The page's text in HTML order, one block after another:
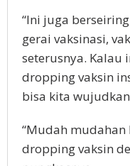
“Ini juga
gerai vaksinasi,
seterusnya. Kalau
dropping vaksin
bisa kita
“Mudah
dropping vaksin